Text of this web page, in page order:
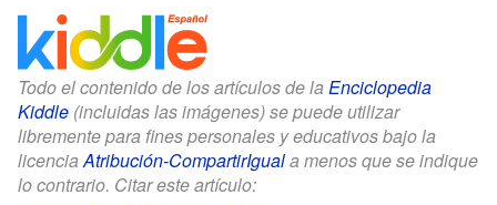
Todo el contenido de los artículos de la Enciclopedia
Kiddle (incluidas las imágenes) se puede utilizar
libremente para fines personales y educativos bajo la
licenciaAtribución-CompartirIguala menos que se indique
lo contrario. Citar este artículo: